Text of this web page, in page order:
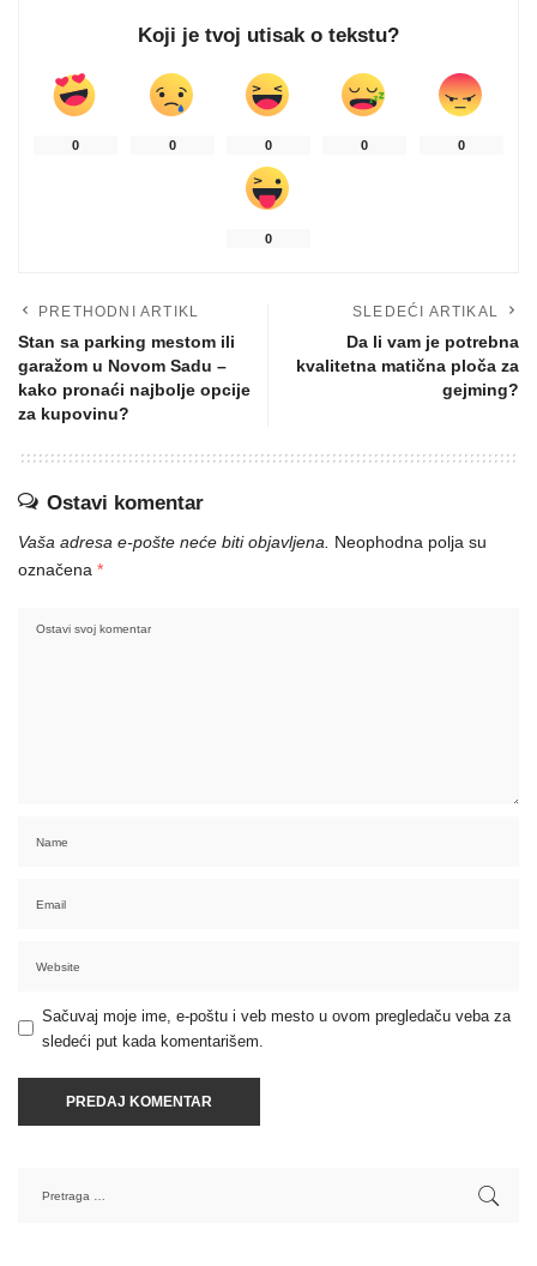
Koji je tvoj utisak o tekstu?
0 0 0 0 0
0
PRETHODNI ARTIKL
Stan sa parking mestom ili
garažom u Novom Sadu –
kako pronaći najbolje opcije
za kupovinu?
SLEDEĆI ARTIKAL
Da li vam je potrebna
kvalitetna matična ploča za
gejming?
Ostavi komentar
Vaša adresa e-pošte neće biti objavljena.
Neophodna polja su
označena *
Sačuvaj moje ime, e-poštu i veb mesto u ovom pregledaču veba za
sledeći put kada komentarišem.